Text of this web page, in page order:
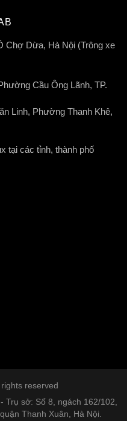
Chợ Dừa, Hà Nội (Trông xe
Cầu Ông Lãnh, TP.
Linh, Phường Thanh Khê,
tại các tỉnh, thành phố
reserved
Trụ sở: Số 8, ngách 162/102,
Thanh Xuân, Hà Nội.